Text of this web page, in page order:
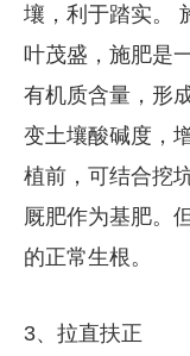
壤，利于踏实。
叶茂盛，施肥是
有机质含量，形
变土壤酸碱度，
植前，可结合挖
厩肥作为基肥。
的正常生根。
3、拉直扶正